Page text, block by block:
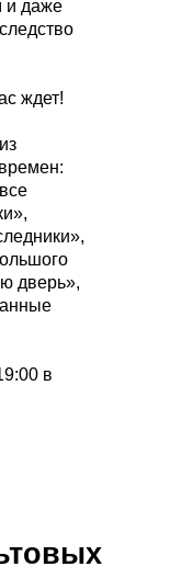
и даже
ждет!
дверь»,
в